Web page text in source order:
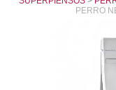
PERRO